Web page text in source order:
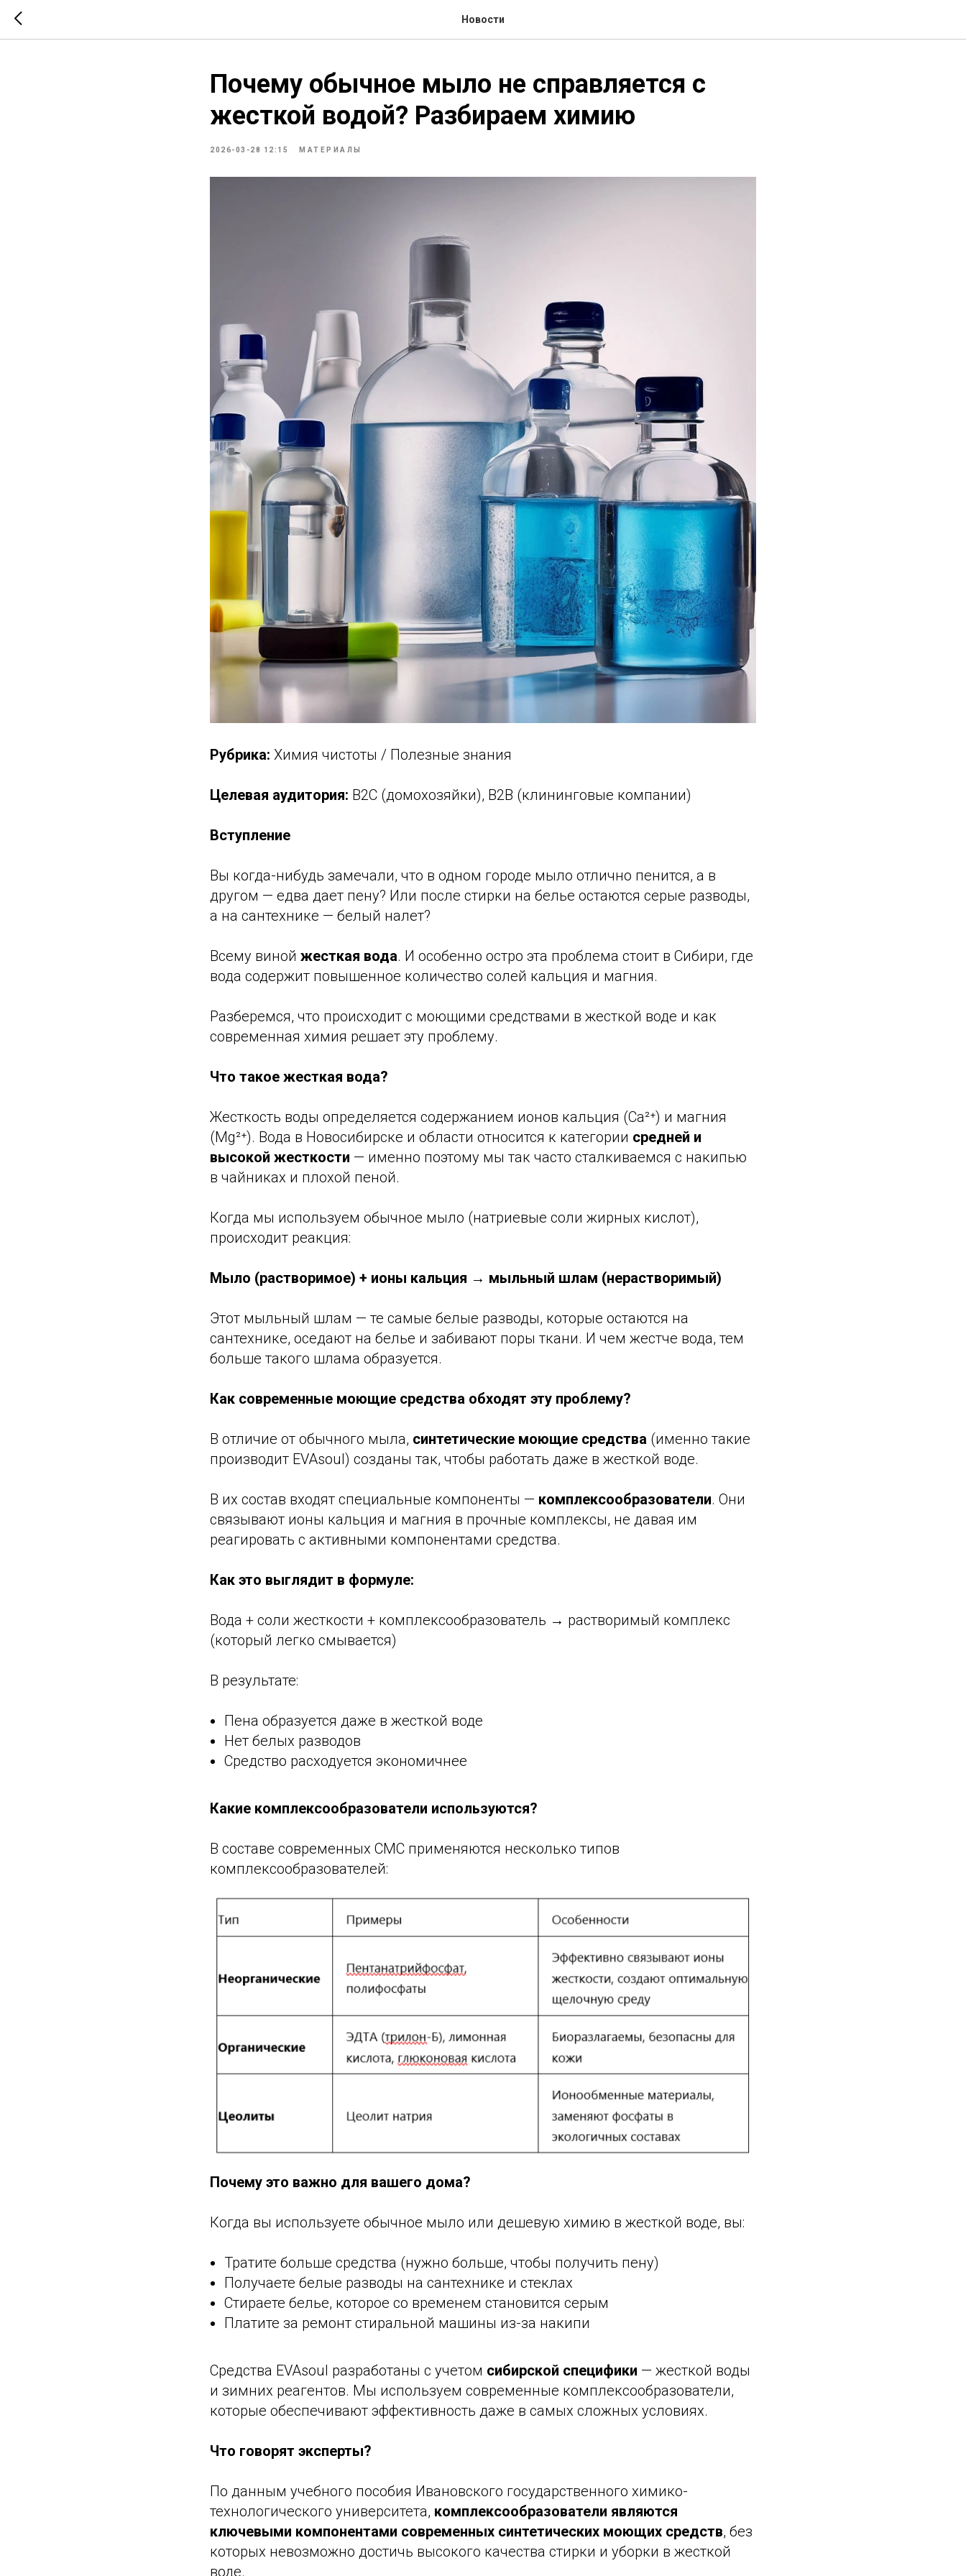
Новости
Почему обычное мыло не справляется с
жесткой водой? Разбираем химию
2026-03-28 12:15 МАТЕРИАЛЫ
Рубрика: Химия чистоты / Полезные знания
Целевая аудитория: B2C (домохозяйки), B2B (клининговые компании)
Вступление
Вы когда-нибудь замечали, что в одном городе мыло отлично пенится, а в
другом — едва дает пену? Или после стирки на белье остаются серые разводы,
а на сантехнике — белый налет?
Всему виной жесткая вода. И особенно остро эта проблема стоит в Сибири, где
вода содержит повышенное количество солей кальция и магния.
Разберемся, что происходит с моющими средствами в жесткой воде и как
современная химия решает эту проблему.
Что такое жесткая вода?
Жесткость воды определяется содержанием ионов кальция (Ca²⁺) и магния
(Mg²⁺). Вода в Новосибирске и области относится к категории средней и
высокой жесткости — именно поэтому мы так часто сталкиваемся с накипью
в чайниках и плохой пеной.
Когда мы используем обычное мыло (натриевые соли жирных кислот),
происходит реакция:
Мыло (растворимое) + ионы кальция → мыльный шлам (нерастворимый)
Этот мыльный шлам — те самые белые разводы, которые остаются на
сантехнике, оседают на белье и забивают поры ткани. И чем жестче вода, тем
больше такого шлама образуется.
Как современные моющие средства обходят эту проблему?
В отличие от обычного мыла, синтетические моющие средства (именно такие
производит EVAsoul) созданы так, чтобы работать даже в жесткой воде.
В их состав входят специальные компоненты — комплексообразователи. Они
связывают ионы кальция и магния в прочные комплексы, не давая им
реагировать с активными компонентами средства.
Как это выглядит в формуле:
Вода + соли жесткости + комплексообразователь → растворимый комплекс
(который легко смывается)
В результате:
Пена образуется даже в жесткой воде
Нет белых разводов
Средство расходуется экономичнее
Какие комплексообразователи используются?
В составе современных СМС применяются несколько типов
комплексообразователей:
Почему это важно для вашего дома?
Когда вы используете обычное мыло или дешевую химию в жесткой воде, вы:
Тратите больше средства (нужно больше, чтобы получить пену)
Получаете белые разводы на сантехнике и стеклах
Стираете белье, которое со временем становится серым
Платите за ремонт стиральной машины из-за накипи
Средства EVAsoul разработаны с учетом сибирской специфики — жесткой воды
и зимних реагентов. Мы используем современные комплексообразователи,
которые обеспечивают эффективность даже в самых сложных условиях.
Что говорят эксперты?
По данным учебного пособия Ивановского государственного химико-
технологического университета, комплексообразователи являются
ключевыми компонентами современных синтетических моющих средств, без
которых невозможно достичь высокого качества стирки и уборки в жесткой
воде.